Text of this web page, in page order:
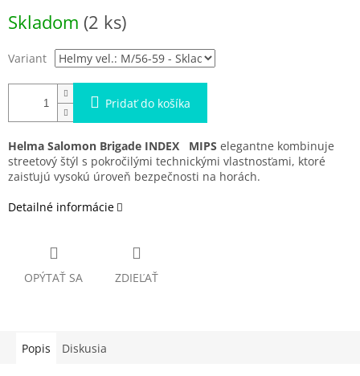
cena:
Skladom (2 ks)
Variant
Pridať do košíka
Helma Salomon Brigade INDEX MIPS elegantne kombinuje
streetový štýl s pokročilými technickými vlastnosťami, ktoré
zaisťujú vysokú úroveň bezpečnosti na horách.
Detailné informácie
OPÝTAŤ SA ZDIEĽAŤ
Popis Diskusia